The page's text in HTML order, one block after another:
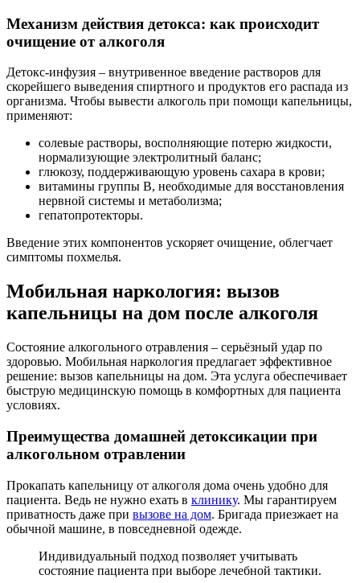
Механизм действия детокса: как происходит
очищение от алкоголя
Детокс-инфузия – внутривенное введение растворов для
скорейшего выведения спиртного и продуктов его распада из
организма. Чтобы вывести алкоголь при помощи капельницы,
применяют:
солевые растворы, восполняющие потерю жидкости,
нормализующие электролитный баланс;
глюкозу, поддерживающую уровень сахара в крови;
витамины группы B, необходимые для восстановления
нервной системы и метаболизма;
гепатопротекторы.
Введение этих компонентов ускоряет очищение, облегчает
симптомы похмелья.
Мобильная наркология: вызов
капельницы на дом после алкоголя
Состояние алкогольного отравления – серьёзный удар по
здоровью. Мобильная наркология предлагает эффективное
решение: вызов капельницы на дом. Эта услуга обеспечивает
быструю медицинскую помощь в комфортных для пациента
условиях.
Преимущества домашней детоксикации при
алкогольном отравлении
Прокапать капельницу от алкоголя дома очень удобно для
пациента. Ведь не нужно ехать в клинику. Мы гарантируем
приватность даже при вызове на дом. Бригада приезжает на
обычной машине, в повседневной одежде.
Индивидуальный подход позволяет учитывать
состояние пациента при выборе лечебной тактики.